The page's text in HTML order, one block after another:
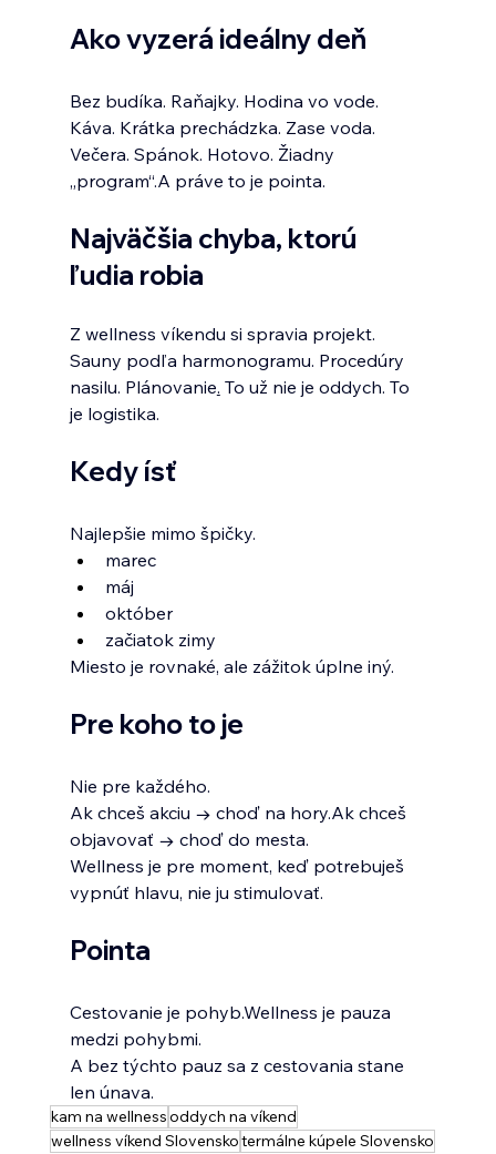
Ako vyzerá ideálny deň
Bez budíka. Raňajky. Hodina vo vode.
Káva. Krátka prechádzka. Zase voda.
Večera. Spánok. Hotovo. Žiadny
„program“.A práve to je pointa.
Najväčšia chyba, ktorú
ľudia robia
Z wellness víkendu si spravia projekt.
Sauny podľa harmonogramu. Procedúry
nasilu. Plánovanie. To už nie je oddych. To
je logistika.
Kedy ísť
Najlepšie mimo špičky.
marec
máj
október
začiatok zimy
Miesto je rovnaké, ale zážitok úplne iný.
Pre koho to je
Nie pre každého.
Ak chceš akciu → choď na hory.Ak chceš
objavovať → choď do mesta.
Wellness je pre moment, keď potrebuješ
vypnúť hlavu, nie ju stimulovať.
Pointa
Cestovanie je pohyb.Wellness je pauza
medzi pohybmi.
A bez týchto pauz sa z cestovania stane
len únava.
kam na wellnessoddych na víkend
wellness víkend Slovenskotermálne kúpele Slovensko